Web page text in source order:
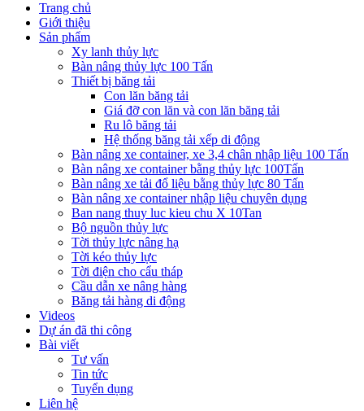
Trang chủ
Giới thiệu
Sản phẩm
Xy lanh thủy lực
Bàn nâng thủy lực 100 Tấn
Thiết bị băng tải
Con lăn băng tải
Giá đỡ con lăn và con lăn băng tải
Ru lô băng tải
Hệ thống băng tải xếp di động
Bàn nâng xe container, xe 3,4 chân nhập liệu 100 Tấn
Bàn nâng xe container bằng thủy lực 100Tấn
Bàn nâng xe tải đổ liệu bằng thủy lực 80 Tấn
Bàn nâng xe container nhập liệu chuyên dụng
Ban nang thuy luc kieu chu X 10Tan
Bộ nguồn thủy lực
Tời thủy lực nâng hạ
Tời kéo thủy lực
Tời điện cho cẩu tháp
Cầu dẫn xe nâng hàng
Băng tải hàng di động
Videos
Dự án đã thi công
Bài viết
Tư vấn
Tin tức
Tuyển dụng
Liên hệ